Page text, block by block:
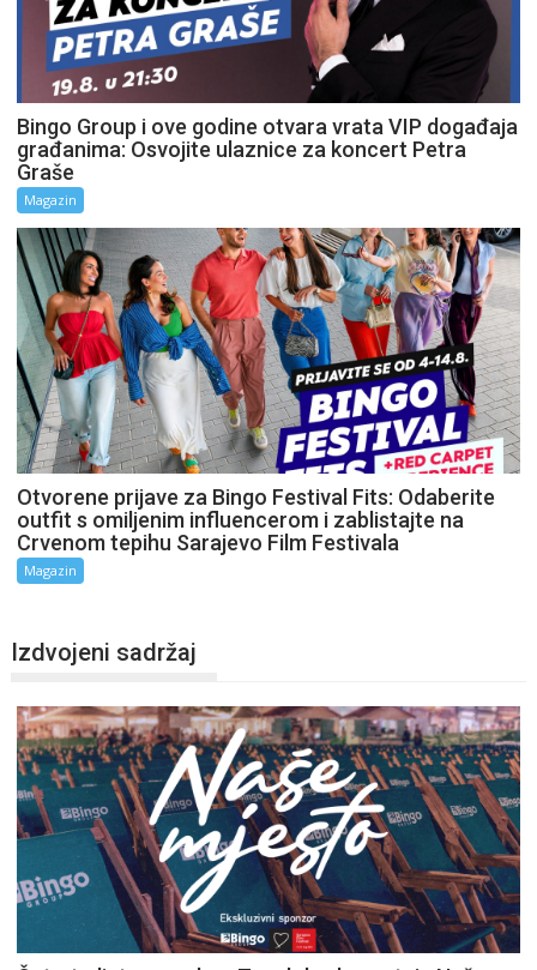
Bingo Group i ove godine otvara vrata VIP događaja
građanima: Osvojite ulaznice za koncert Petra
Graše
Magazin
Otvorene prijave za Bingo Festival Fits: Odaberite
outfit s omiljenim influencerom i zablistajte na
Crvenom tepihu Sarajevo Film Festivala
Magazin
Izdvojeni sadržaj